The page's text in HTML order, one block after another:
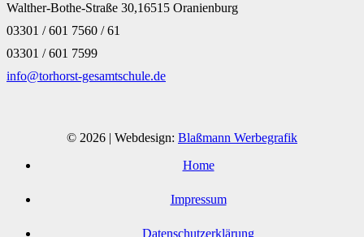
Walther-Bothe-Straße 30,16515 Oranienburg
03301 / 601 7560 / 61
03301 / 601 7599
info@torhorst-gesamtschule.de
© 2026 | Webdesign: Blaßmann Werbegrafik
Home
Impressum
Datenschutzerklärung